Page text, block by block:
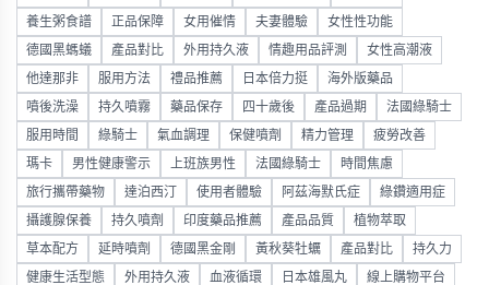
養生粥食譜 正品保障 女用催情 夫妻體驗 女性性功能
德國黑螞蟻 產品對比 外用持久液 情趣用品評測 女性高潮液
他達那非 服用方法 禮品推薦 日本倍力挺 海外版藥品
噴後洗澡 持久噴霧 藥品保存 四十歲後 產品過期 法國綠騎士
服用時間 綠騎士 氣血調理 保健噴劑 精力管理 疲勞改善
瑪卡 男性健康警示 上班族男性 法國綠騎士 時間焦慮
旅行攜帶藥物 達泊西汀 使用者體驗 阿茲海默氏症 綠鑽適用症
攝護腺保養 持久噴劑 印度藥品推薦 產品品質 植物萃取
草本配方 延時噴劑 德國黑金剛 黃秋葵牡蠣 產品對比 持久力
健康生活型態 外用持久液 血液循環 日本雄風丸 線上購物平台